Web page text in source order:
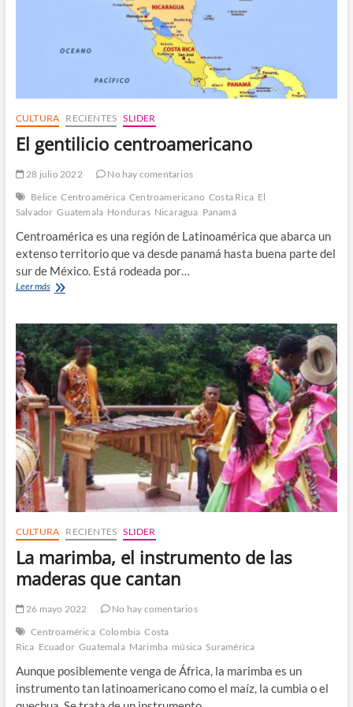
CULTURA RECIENTES SLIDER
El gentilicio centroamericano
28 julio 2022
No hay comentarios
Belice Centroamérica Centroamericano Costa Rica El
Salvador Guatemala Honduras Nicaragua Panamá
Centroamérica es una región de Latinoamérica que abarca un
extenso territorio que va desde panamá hasta buena parte del
sur de México. Está rodeada por…
Leer másEl
CULTURA RECIENTES SLIDER
La marimba, el instrumento de las
maderas que cantan
26 mayo 2022
No hay comentarios
Centroamérica Colombia Costa
Rica Ecuador Guatemala Marimba música Suramérica
Aunque posiblemente venga de África, la marimba es un
instrumento tan latinoamericano como el maíz, la cumbia o el